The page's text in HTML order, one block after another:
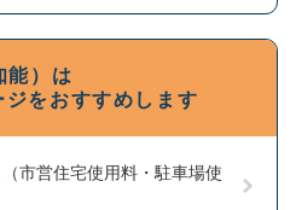
能）は
ジをおすすめします
市営住宅使用料・駐車場使